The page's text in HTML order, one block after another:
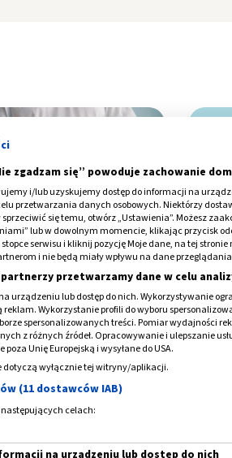
1 a skutki uboczne - objawy,
zgadzam się” powoduje zachowanie
i/lub uzyskujemy dostęp do informacji na
przetwarzania danych osobowych. Niektórzy
się temu, otwórz „Ustawienia”. Możesz
lub w dowolnym momencie, klikając przycisk
serwisu i kliknij pozycję Moje dane, na tej
i nie będą miały wpływu na dane
przetwarzamy dane w celu
urządzeniu lub dostęp do nich. Wykorzystywanie
Wykorzystanie profili do wyboru
spersonalizowanych treści. Pomiar wydajności
z różnych źródeł. Opracowywanie i ulepszanie
Unię Europejską i wysyłane do USA.
dotyczą wyłącznie tej witryny/aplikacji.
(11 dostawców IAB)
celach:
na urządzeniu lub dostęp do nich